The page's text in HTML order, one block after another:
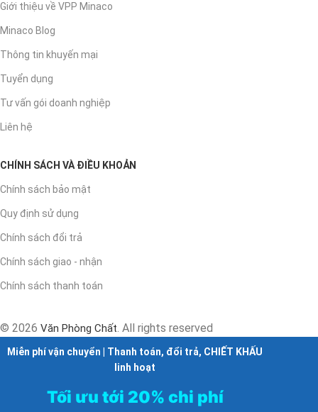
Giới thiệu về VPP Minaco
Minaco Blog
Thông tin khuyến mại
Tuyển dụng
Tư vấn gói doanh nghiệp
Liên hệ
CHÍNH SÁCH VÀ ĐIỀU KHOẢN
Chính sách bảo mật
Quy định sử dụng
Chính sách đổi trả
Chính sách giao - nhận
Chính sách thanh toán
© 2026 Văn Phòng Chất. All rights reserved
Miễn phí vận chuyển | Thanh toán, đổi trả, CHIẾT KHẤU
linh hoạt
Tối ưu tới 20% chi phí